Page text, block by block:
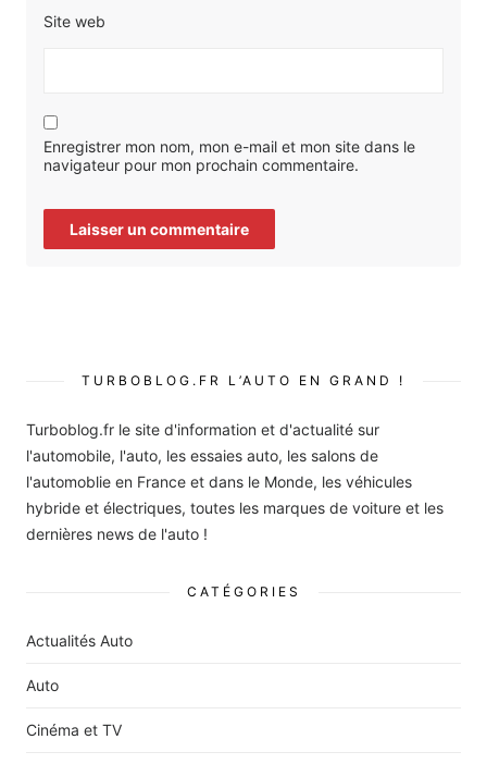
Site web
Enregistrer mon nom, mon e-mail et mon site dans le
navigateur pour mon prochain commentaire.
TURBOBLOG.FR L’AUTO EN GRAND !
Turboblog.fr le site d'information et d'actualité sur
l'automobile, l'auto, les essaies auto, les salons de
l'automoblie en France et dans le Monde, les véhicules
hybride et électriques, toutes les marques de voiture et les
dernières news de l'auto !
CATÉGORIES
Actualités Auto
Auto
Cinéma et TV